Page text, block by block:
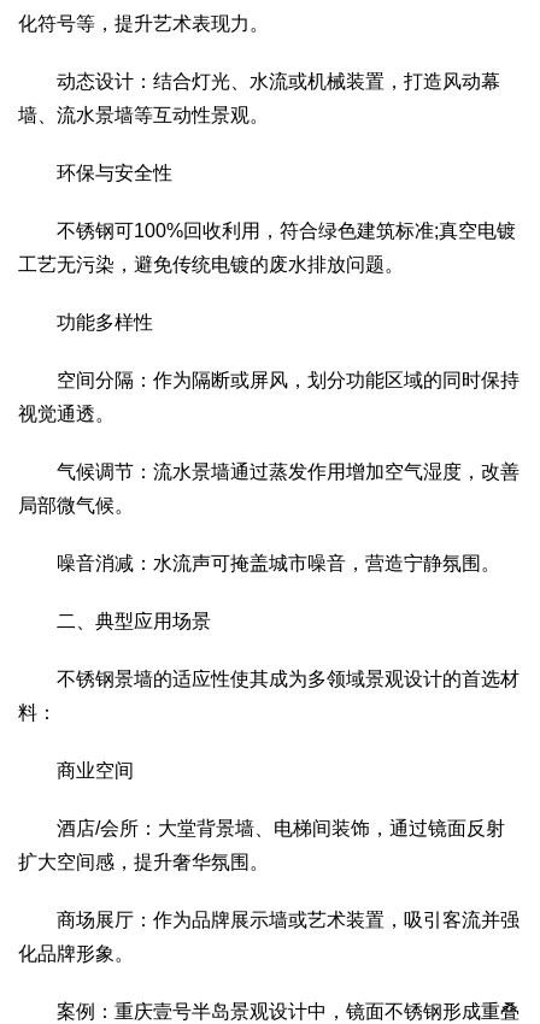
化符号等，提升艺术表现力。
动态设计：结合灯光、水流或机械装置，打造风动幕
墙、流水景墙等互动性景观。
环保与安全性
不锈钢可100%回收利用，符合绿色建筑标准;真空电镀
工艺无污染，避免传统电镀的废水排放问题。
功能多样性
空间分隔：作为隔断或屏风，划分功能区域的同时保持
视觉通透。
气候调节：流水景墙通过蒸发作用增加空气湿度，改善
局部微气候。
噪音消减：水流声可掩盖城市噪音，营造宁静氛围。
二、典型应用场景
不锈钢景墙的适应性使其成为多领域景观设计的首选材
料：
商业空间
酒店/会所：大堂背景墙、电梯间装饰，通过镜面反射
扩大空间感，提升奢华氛围。
商场展厅：作为品牌展示墙或艺术装置，吸引客流并强
化品牌形象。
案例：重庆壹号半岛景观设计中，镜面不锈钢形成重叠